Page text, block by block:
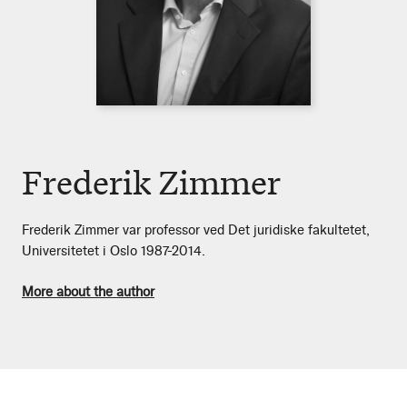
Frederik Zimmer
Frederik Zimmer var professor ved Det juridiske fakultetet,
Universitetet i Oslo 1987-2014.
More about the author